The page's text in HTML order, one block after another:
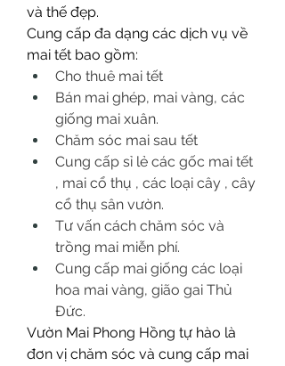
và thế đẹp.
Cung cấp đa dạng các dịch vụ về
mai tết bao gồm:
Cho thuê mai tết
Bán mai ghép, mai vàng, các
giống mai xuân.
Chăm sóc mai sau tết
Cung cấp sỉ lẻ các gốc mai tết
, mai cổ thụ , các loại cây , cây
cổ thụ sân vườn.
Tư vấn cách chăm sóc và
trồng mai miễn phí.
Cung cấp mai giống các loại
hoa mai vàng, gião gai Thủ
Đức.
Vườn Mai Phong Hồng tự hào là
đơn vị chăm sóc và cung cấp mai